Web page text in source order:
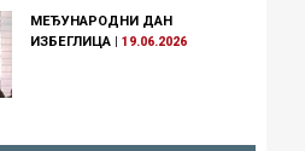
МЕЂУНАРОДНИ ДАН
ИЗБЕГЛИЦА |19.06.2026